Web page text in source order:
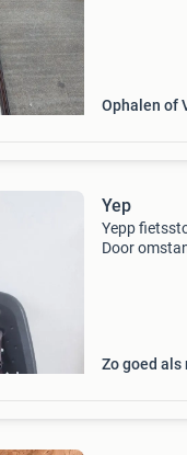
Ophalen of
Yep
Yepp
Door
Zo goed als